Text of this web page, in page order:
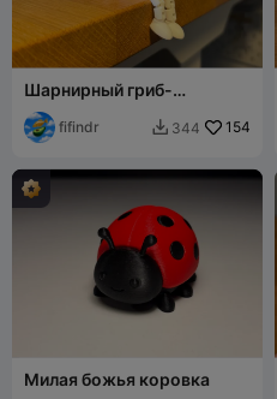
Шарнирный гриб-
компаньон
fifindr  344 154
Милая божья коровка